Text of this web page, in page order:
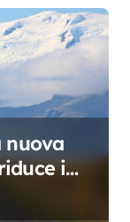
nuova
i